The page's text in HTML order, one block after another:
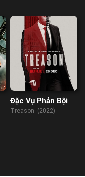
Đặc Vụ Phản Bội
Treason (2022)